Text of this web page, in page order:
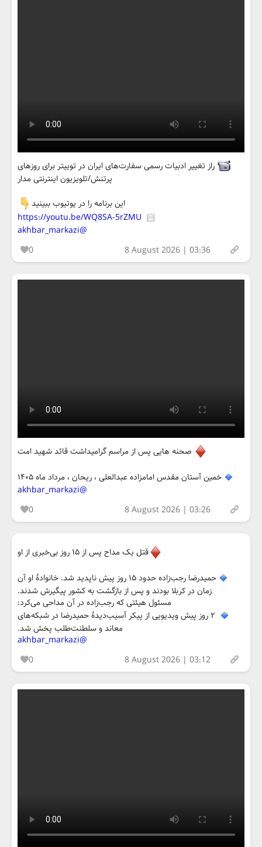
راز تغییر ادبیات رسمی سفارت‌های ایران در توییتر برای روزهای
پرتنش/تلویزیون اینترنتی مدار
این برنامه را در یوتیوب ببینید
https://youtu.be/WQ8SA-5rZMU
@akhbar_markazi
0
8 August 2026 | 03:36
صحنه هایی پس از مراسم گرامیداشت قائد شهید امت
خمین آستان مقدس امامزاده عبدالعلی ، ریحان ، مرداد ماه ۱۴۰۵
@akhbar_markazi
0
8 August 2026 | 03:26
قتل یک مداح پس از ۱۵ روز بی‌خبری از او
حمیدرضا رجب‌زاده حدود ۱۵ روز پیش ناپدید شد. خانوادۀ او آن
زمان در کربلا بودند و پس از بازگشت به کشور پیگیرش شدند.
مسئول هیئتی که رجب‌زاده در آن مداحی می‌کرد:
۲ روز پیش ویدیویی از پیکر آسیب‌دیدۀ حمیدرضا در شبکه‌های
معاند و سلطنت‌طلب پخش شد.
@akhbar_markazi
0
8 August 2026 | 03:12